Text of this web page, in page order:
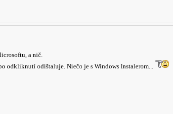
a nič.
odkliknutí odištaluje. Niečo je s Windows Instalerom...